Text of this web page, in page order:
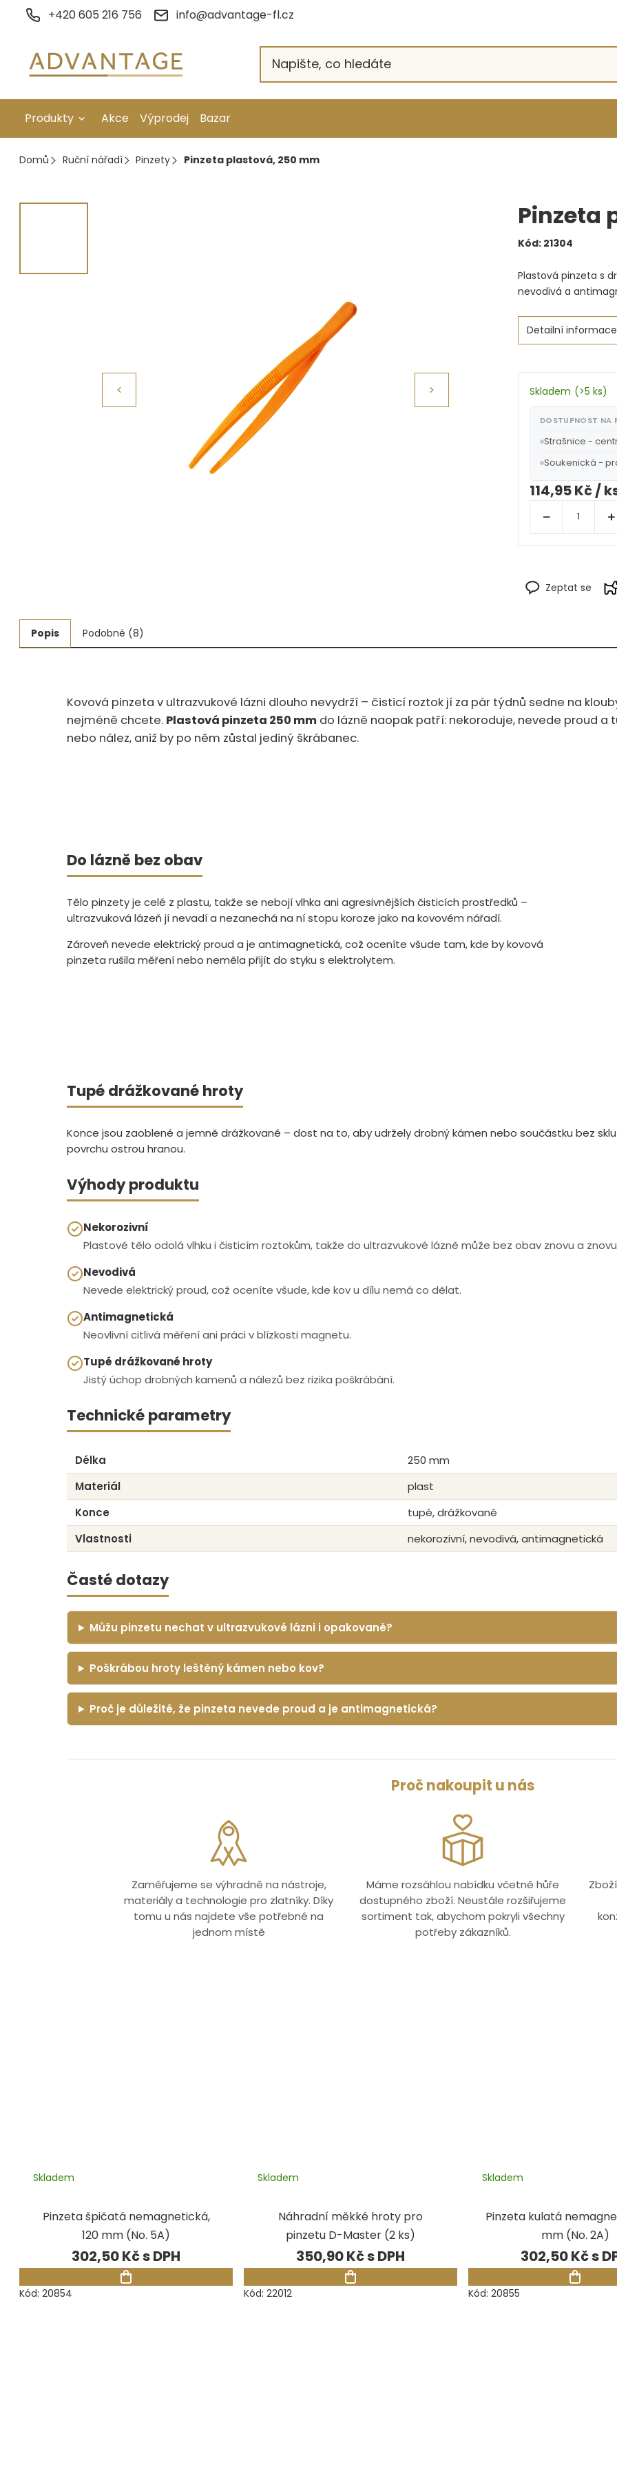
+420 605 216 756 info@advantage-fl.cz
Produkty
Galvanické pokovení
Strojní obrábění
Měřidla, testry, váhy
Základní vybavení dílny
Tvarování
Hodinářské potřeby
Lupy a mikroskopy
Akce Výprodej Bazar
Domů Ruční nářadí Pinzety Pinzeta plastová, 250 mm
Pinzeta
Kód: 21304
Plastová pinzeta s
nevodivá a
Detailní informace
Zeptat se
Skladem (>5 ks)
DOSTUPNOST NA
Strašnice -
Soukenická -
114,95 Kč/
Popis Podobné (8)
Kovová pinzeta v ultrazvukové lázni dlouho nevydrží – čisticí roztok jí za pár týdnů sedne na
nejméně chcete. Plastová pinzeta 250 mm do lázně naopak patří: nekoroduje, nevede proud
nebo nález, aniž by po něm zůstal jediný škrábanec.
Do lázně bez obav
Tělo pinzety je celé z plastu, takže se nebojí vlhka ani agresivnějších čisticích prostředků –
ultrazvuková lázeň jí nevadí a nezanechá na ní stopu koroze jako na kovovém nářadí.
Zároveň nevede elektrický proud a je antimagnetická, což oceníte všude tam, kde by kovová
pinzeta rušila měření nebo neměla přijít do styku s elektrolytem.
Tupé drážkované hroty
Konce jsou zaoblené a jemně drážkované – dost na to, aby udržely drobný kámen nebo součástku bez
povrchu ostrou hranou.
Výhody produktu
Nekorozivní
Plastové tělo odolá vlhku i čisticím roztokům, takže do ultrazvukové lázně může bez obav znovu a
Nevodivá
Nevede elektrický proud, což oceníte všude, kde kov u dílu nemá co dělat.
Antimagnetická
Neovlivní citlivá měření ani práci v blízkosti magnetu.
Tupé drážkované hroty
Jistý úchop drobných kamenů a nálezů bez rizika poškrábání.
Technické parametry
Délka
250 mm
Materiál
plast
Konce
tupé, drážkované
Vlastnosti
nekorozivní, nevodivá, antimagnetická
Časté dotazy
Můžu pinzetu nechat v ultrazvukové lázni i opakovaně?
Poškrábou hroty leštěný kámen nebo kov?
Proč je důležité, že pinzeta nevede proud a je antimagnetická?
Proč nakoupit u nás
Zaměřujeme se výhradně na nástroje,
materiály a technologie pro zlatníky. Díky
tomu u nás najdete vše potřebné na
jednom místě
Máme rozsáhlou nabídku včetně hůře
dostupného zboží. Neustále rozšiřujeme
sortiment tak, abychom pokryli všechny
potřeby zákazníků.
Pinzeta špičatá nemagnetická,
120 mm (No. 5A)
Skladem
302,50 Kč
Kód: 20854
Náhradní měkké hroty pro
pinzetu D-Master (2 ks)
Skladem
350,90 Kč
Kód: 22012
Pinzeta kulatá
mm (No. 2A)
Skladem
302,50 Kč
Kód: 20855